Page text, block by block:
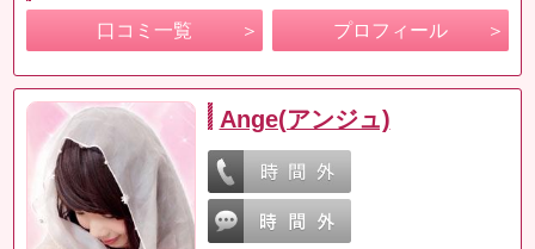
口コミ一覧 プロフィール
Ange(アンジュ)